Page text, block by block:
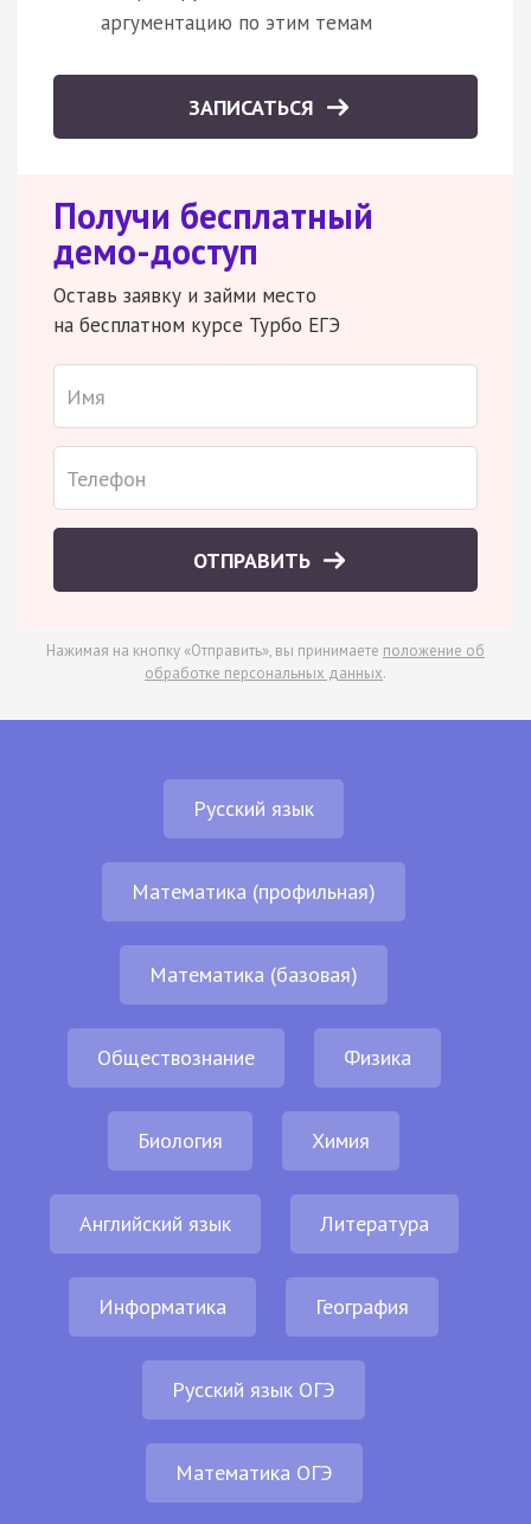
аргументацию по этим темам
ЗАПИСАТЬСЯ
Получи бесплатный
демо-доступ
Оставь заявку и займи место
на бесплатном курсе Турбо ЕГЭ
ОТПРАВИТЬ
Нажимая на кнопку «Отправить», вы принимаете положение об
обработке персональных данных.
Русский язык
Математика (профильная)
Математика (базовая)
Обществознание Физика
Биология Химия
Английский язык Литература
Информатика География
Русский язык ОГЭ
Математика ОГЭ